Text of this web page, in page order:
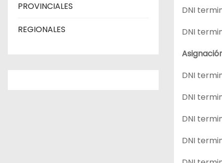
PROVINCIALES
REGIONALES
DNI
DNI
DNI
DNI
DNI
DNI